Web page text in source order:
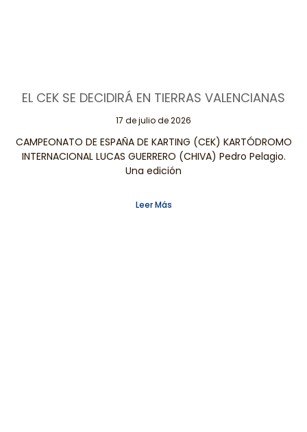
EL CEK SE DECIDIRÁ EN TIERRAS VALENCIANAS
17 de julio de 2026
CAMPEONATO DE ESPAÑA DE KARTING (CEK) KARTÓDROMO
INTERNACIONAL LUCAS GUERRERO (CHIVA) Pedro Pelagio.
Una edición
Leer Más